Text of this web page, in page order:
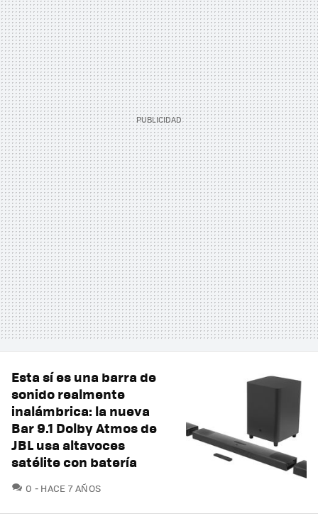
Esta sí es una barra de
sonido realmente
inalámbrica: la nueva
Bar 9.1 Dolby Atmos de
JBL usa altavoces
satélite con batería
0 COMENTARIOS
HACE 7 AÑOS